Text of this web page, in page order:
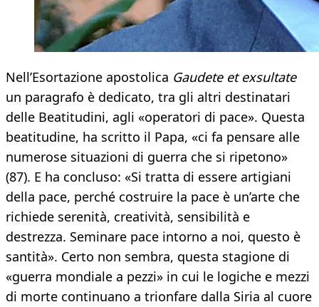
Nell’Esortazione apostolica Gaudete et exsultate
un paragrafo è dedicato, tra gli altri destinatari
delle Beatitudini, agli «operatori di pace». Questa
beatitudine, ha scritto il Papa, «ci fa pensare alle
numerose situazioni di guerra che si ripetono»
(87). E ha concluso: «Si tratta di essere artigiani
della pace, perché costruire la pace è un’arte che
richiede serenità, creatività, sensibilità e
destrezza. Seminare pace intorno a noi, questo è
santità». Certo non sembra, questa stagione di
«guerra mondiale a pezzi» in cui le logiche e mezzi
di morte continuano a trionfare dalla Siria al cuore